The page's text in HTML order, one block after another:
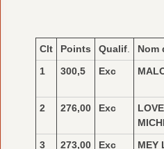
Clt Points Qualif. Nom
1
300,5 Exc
2 276,00 Exc
3 273,00 Exc
MEY